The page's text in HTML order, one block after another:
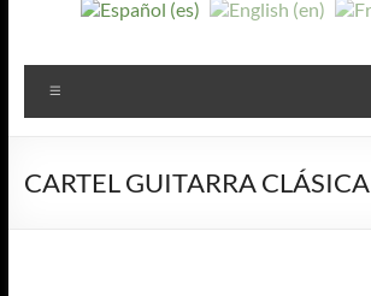
CARTEL GUITARRA CLÁSICA